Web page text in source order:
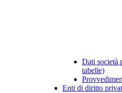
Dati società
tabelle)
Enti di diritto